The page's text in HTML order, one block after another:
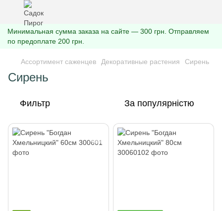
Минимальная сумма заказа на сайте — 300 грн. Отправляем
по предоплате 200 грн.
Ассортимент саженцев Декоративные растения Сирень
Сирень
Фильтр За популярністю